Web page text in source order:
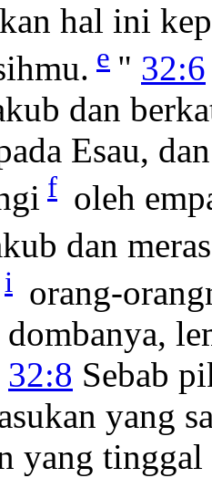
hal ini
e " 32:6
dan
Esau,
f oleh
dan
i
orang-
32:8 Sebab
yang
yang